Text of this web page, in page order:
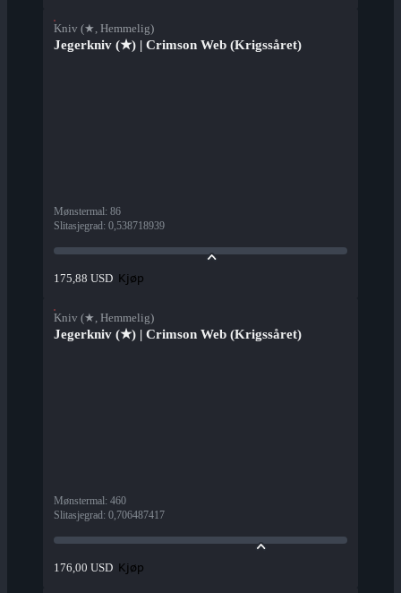
Kniv (★, Hemmelig)
Jegerkniv (★) | Crimson Web (Krigssåret)
Mønstermal: 86
Slitasjegrad: 0,538718939
175,88 USD Kjøp
Kniv (★, Hemmelig)
Jegerkniv (★) | Crimson Web (Krigssåret)
Mønstermal: 460
Slitasjegrad: 0,706487417
176,00 USD Kjøp